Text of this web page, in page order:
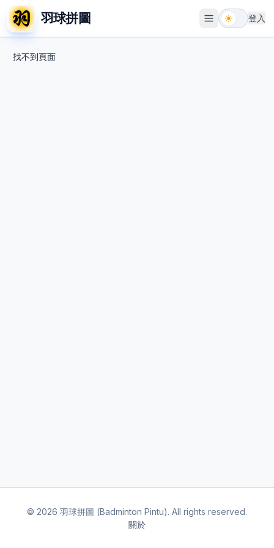
羽球拼圖 開啟選單
登入
找不到頁面
© 2026 羽球拼圖 (Badminton Pintu). All rights reserved.
關於